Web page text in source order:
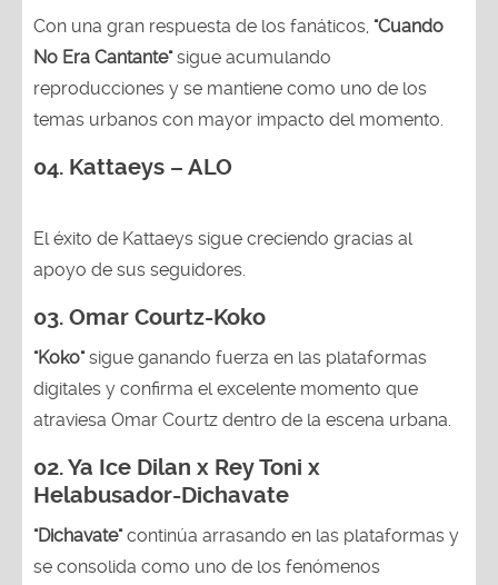
Con una gran respuesta de los fanáticos, "Cuando
No Era Cantante"sigue acumulando
reproducciones y se mantiene como uno de los
temas urbanos con mayor impacto del momento.
04. Kattaeys – ALO
El éxito de Kattaeys sigue creciendo gracias al
apoyo de sus seguidores.
03. Omar Courtz-Koko
"Koko"sigue ganando fuerza en las plataformas
digitales y confirma el excelente momento que
atraviesa Omar Courtz dentro de la escena urbana.
02.Ya Ice Dilan x Rey Toni x
Helabusador-Dichavate
"Dichavate"continúa arrasando en las plataformas y
se consolida como uno de los fenómenos